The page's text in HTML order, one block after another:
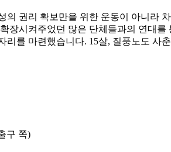
권리 확보만을 위한 운동이 아니라
시켜주었던 많은 단체들과의 연대
를 마련했습니다. 15살, 질풍노도 사
구 쪽)